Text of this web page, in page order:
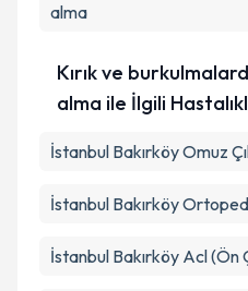
alma
Kırık ve
alma ile İlgili
İstanbul Bakırköy Omuz
İstanbul Bakırköy
İstanbul Bakırköy Acl (Ön